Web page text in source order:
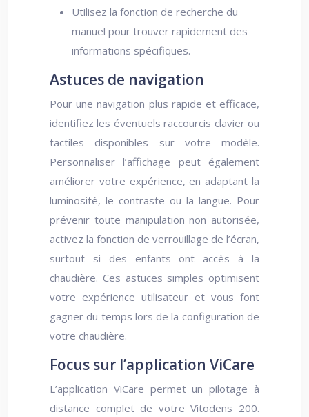
Utilisez la fonction de recherche du
manuel pour trouver rapidement des
informations spécifiques.
Astuces de navigation
Pour une navigation plus rapide et efficace,
identifiez les éventuels raccourcis clavier ou
tactiles disponibles sur votre modèle.
Personnaliser l’affichage peut également
améliorer votre expérience, en adaptant la
luminosité, le contraste ou la langue. Pour
prévenir toute manipulation non autorisée,
activez la fonction de verrouillage de l’écran,
surtout si des enfants ont accès à la
chaudière. Ces astuces simples optimisent
votre expérience utilisateur et vous font
gagner du temps lors de la configuration de
votre chaudière.
Focus sur l’application ViCare
L’application ViCare permet un pilotage à
distance complet de votre Vitodens 200.